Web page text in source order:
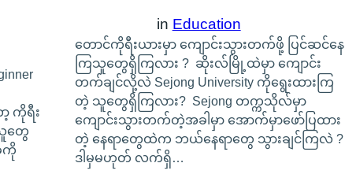
ာ့ ကိုရီး
တွေ
ကို
in Education
တောင်ကိုရီးယားမှာ ကျောင်းသွားတက်ဖို့ ပြင်ဆင်နေ
ကြသူတွေရှိကြလား ? ဆိုးလ်မြို့ထဲမှာ ကျောင်း
တက်ချင်လို့လဲ Sejong University ကိုရွေးထားကြ
တဲ့ သူတွေရှိကြလား? Sejong တက္ကသိုလ်မှာ
ကျောင်းသွားတက်တဲ့အခါမှာ အောက်မှာဖော်ပြထား
တဲ့ နေရာတွေထဲက ဘယ်နေရာတွေ သွားချင်ကြလဲ ?
ဒါမှမဟုတ် လက်ရှိ…